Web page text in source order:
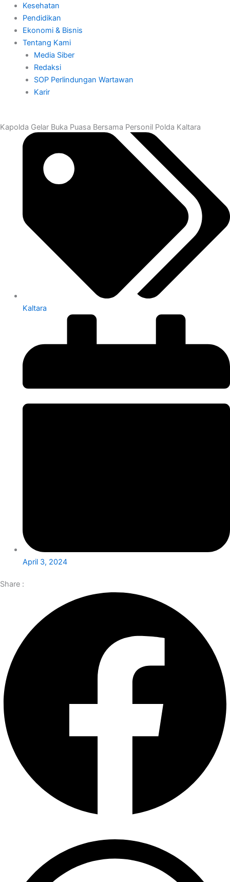
Kesehatan
Pendidikan
Ekonomi & Bisnis
Tentang Kami
Media Siber
Redaksi
SOP Perlindungan Wartawan
Karir
Kapolda Gelar Buka Puasa Bersama Personil Polda Kaltara
Kaltara
April 3, 2024
Share :